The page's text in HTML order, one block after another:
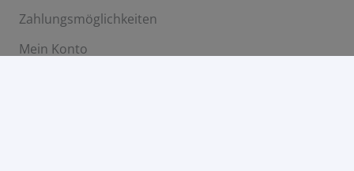
Zahlungsmöglichkeiten
Mein Konto